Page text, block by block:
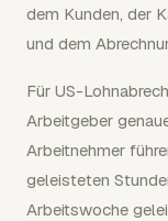
dem Kunden, der
und dem
Für US-
Arbeitgeber
Arbeitnehmer
geleisteten
Arbeitswoche